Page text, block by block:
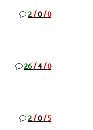
2 /0/0
26/4/0
2 /0/ 5